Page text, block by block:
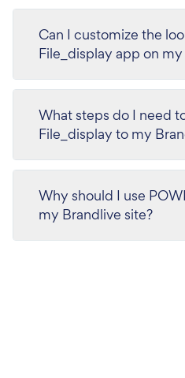
Can I customize the
File_display app on
What steps do I need
File_display to my
Why should I use
my Brandlive site?